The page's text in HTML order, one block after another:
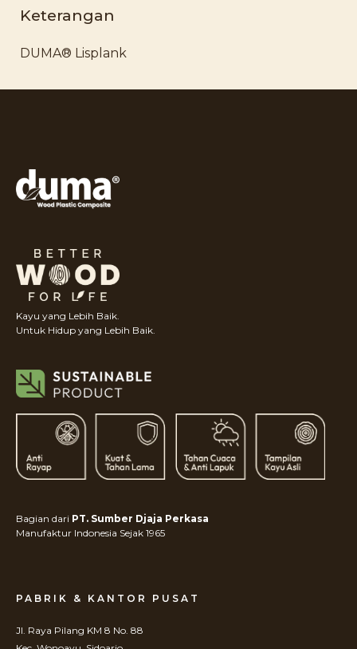
Keterangan
DUMA® Lisplank
Kayu yang Lebih Baik.
Untuk Hidup yang Lebih Baik.
Bagian dari PT. Sumber Djaja Perkasa
Manufaktur Indonesia Sejak 1965
PABRIK & KANTOR PUSAT
Jl. Raya Pilang KM 8 No. 88